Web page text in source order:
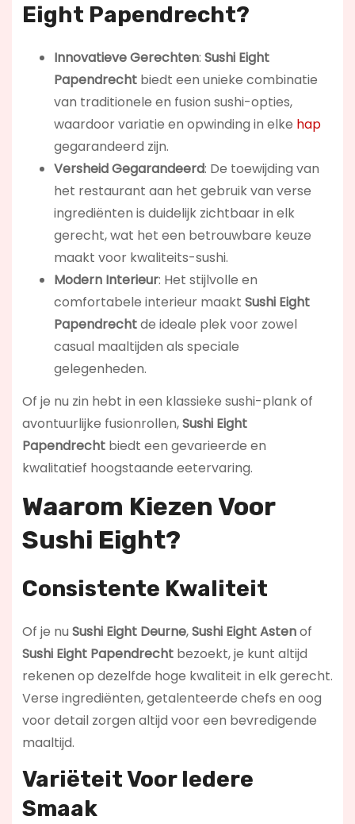
Eight Papendrecht?
Innovatieve Gerechten: Sushi Eight
Papendrechtbiedt een unieke combinatie
van traditionele en fusion sushi-opties,
waardoor variatie en opwinding in elke hap
gegarandeerd zijn.
Versheid Gegarandeerd: De toewijding van
het restaurant aan het gebruik van verse
ingrediënten is duidelijk zichtbaar in elk
gerecht, wat het een betrouwbare keuze
maakt voor kwaliteits-sushi.
Modern Interieur: Het stijlvolle en
comfortabele interieur maakt Sushi Eight
Papendrechtde ideale plek voor zowel
casual maaltijden als speciale
gelegenheden.
Of je nu zin hebt in een klassieke sushi-plank of
avontuurlijke fusionrollen,Sushi Eight
Papendrechtbiedt een gevarieerde en
kwalitatief hoogstaande eetervaring.
Waarom Kiezen Voor
Sushi Eight?
Consistente Kwaliteit
Of je nu Sushi Eight Deurne,Sushi Eight Astenof
Sushi Eight Papendrechtbezoekt, je kunt altijd
rekenen op dezelfde hoge kwaliteit in elk gerecht.
Verse ingrediënten, getalenteerde chefs en oog
voor detail zorgen altijd voor een bevredigende
maaltijd.
Variëteit Voor Iedere
Smaak